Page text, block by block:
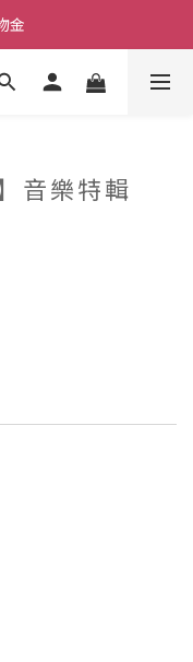
金
金
人包
音樂特輯